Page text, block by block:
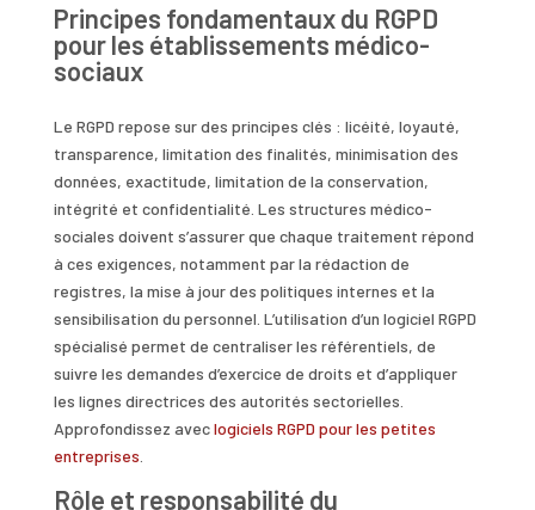
Principes fondamentaux du RGPD
pour les établissements médico-
sociaux
Le RGPD repose sur des principes clés : licéité, loyauté,
transparence, limitation des finalités, minimisation des
données, exactitude, limitation de la conservation,
intégrité et confidentialité. Les structures médico-
sociales doivent s’assurer que chaque traitement répond
à ces exigences, notamment par la rédaction de
registres, la mise à jour des politiques internes et la
sensibilisation du personnel. L’utilisation d’un logiciel RGPD
spécialisé permet de centraliser les référentiels, de
suivre les demandes d’exercice de droits et d’appliquer
les lignes directrices des autorités sectorielles.
Approfondissez aveclogiciels RGPD pour les petites
entreprises
Rôle et responsabilité du